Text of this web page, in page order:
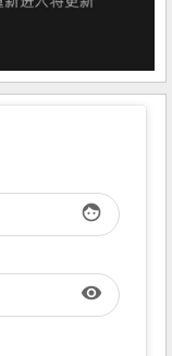
face
visibility